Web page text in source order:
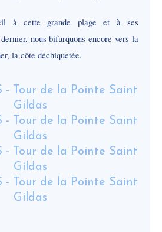
à cette grande plage et à ses
nous bifurquons encore vers la
la côte déchiquetée.